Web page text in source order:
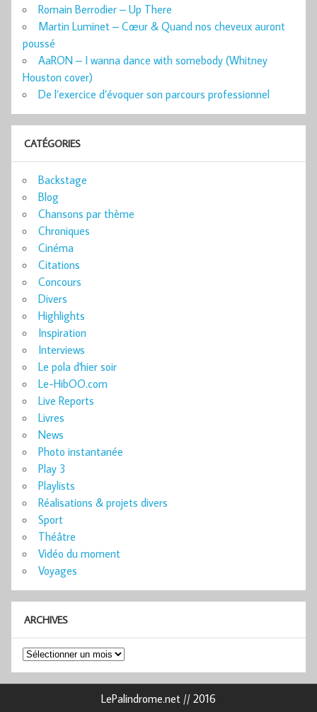
Romain Berrodier – Up There
Martin Luminet – Cœur & Quand nos cheveux auront
poussé
AaRON – I wanna dance with somebody (Whitney
Houston cover)
De l’exercice d’évoquer son parcours professionnel
CATÉGORIES
Backstage
Blog
Chansons par thème
Chroniques
Cinéma
Citations
Concours
Divers
Highlights
Inspiration
Interviews
Le pola d'hier soir
Le-HibOO.com
Live Reports
Livres
News
Photo instantanée
Play 3
Playlists
Réalisations & projets divers
Sport
Théâtre
Vidéo du moment
Voyages
ARCHIVES
Archives
LePalindrome.net // 2016